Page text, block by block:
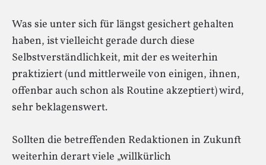
Was sie unter sich für längst gesichert gehalten
haben, ist vielleicht gerade durch diese
Selbstverständlichkeit, mit der es weiterhin
praktiziert (und mittlerweile von einigen, ihnen,
offenbar auch schon als Routine akzeptiert) wird,
sehr beklagenswert.
Sollten die betreffenden Redaktionen in Zukunft
weiterhin derart viele „willkürlich